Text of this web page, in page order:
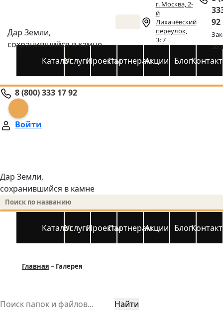
Дар Земли,
сохранившийся в камне
г. Москва, 2-
й
Лихачёвский
переулок,
3с7
92
КаталогУслугиПроектыПартнерамАкции Блог
8 (800) 333 17 92
Войти
Дар Земли,
сохранившийся в камне
КаталогУслугиПроектыПартнерамАкции Блог
Главная Галерея
Найти